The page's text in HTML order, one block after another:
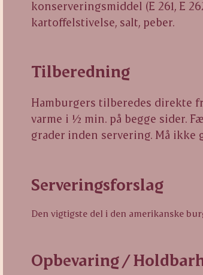
konserveringsmiddel (E 261, E
kartoffelstivelse, salt, peber.
Tilberedning
Hamburgers tilberedes direkte
varme i ½ min. på begge sider.
grader inden servering. Må
Serveringsforslag
Den vigtigste del i den amerikanske
Opbevaring /